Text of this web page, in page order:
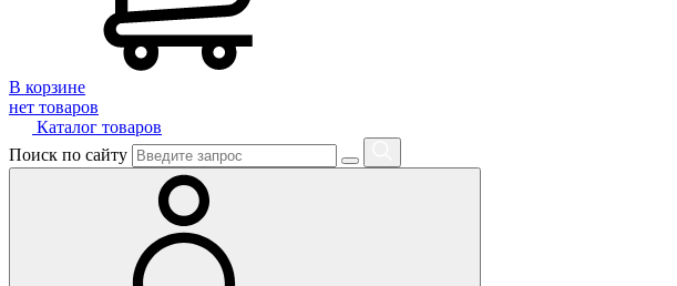
В корзине
нет товаров
Каталог товаров
Поиск по сайту